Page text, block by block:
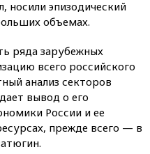
носили эпизодический
объемах.
ряда зарубежных
всего российского
анализ секторов
вывод о его
России и ее
прежде всего — в